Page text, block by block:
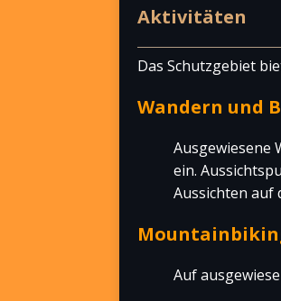
Aktivitäten
Das Schutzgebiet
Wandern und
Ausgewiesene
ein.
Aussichten auf
Auf